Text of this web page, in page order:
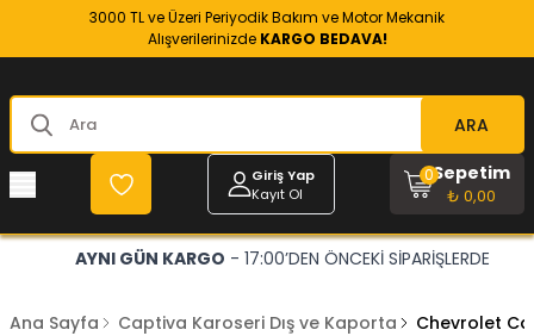
3000 TL ve Üzeri Periyodik Bakım ve Motor Mekanik
Alışverilerinizde KARGO BEDAVA!
ARA
Giriş Yap
Kayıt Ol
Sepetim
₺ 0,00
0
AYNI GÜN KARGO - 17:00’DEN ÖNCEKİ SİPARİŞLERDE
Ana Sayfa Captiva Karoseri Dış ve Kaporta Chevrolet